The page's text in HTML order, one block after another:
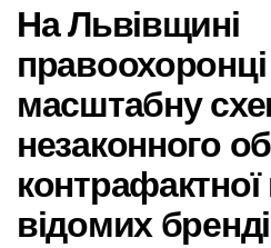
На Львівщині
масштабну
незаконного
контрафактної
відомих